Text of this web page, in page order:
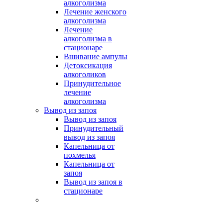
алкоголизма
Лечение женского
алкоголизма
Лечение
алкоголизма в
стационаре
Вшивание ампулы
Детоксикация
алкоголиков
Принудительное
лечение
алкоголизма
Вывод из запоя
Вывод из запоя
Принудительный
вывод из запоя
Капельница от
похмелья
Капельница от
запоя
Вывод из запоя в
стационаре